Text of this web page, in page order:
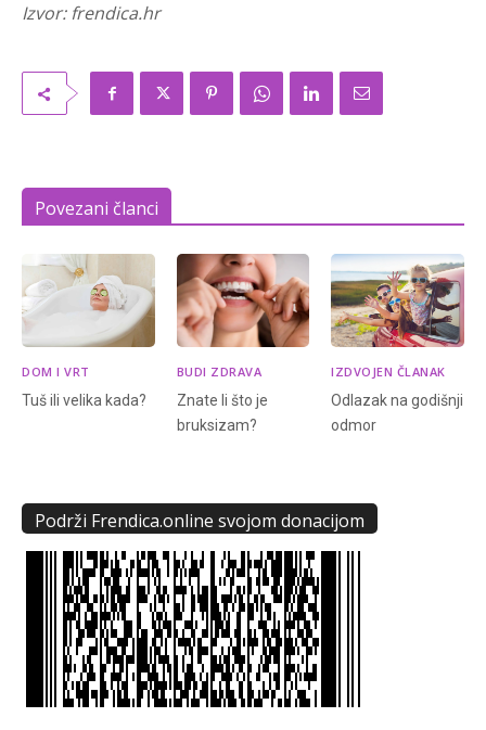
Izvor: frendica.hr
Povezani članci
DOM I VRT
Tuš ili velika kada?
BUDI ZDRAVA
Znate li što je
bruksizam?
IZDVOJEN ČLANAK
Odlazak na godišnji
odmor
Podrži Frendica.online svojom donacijom